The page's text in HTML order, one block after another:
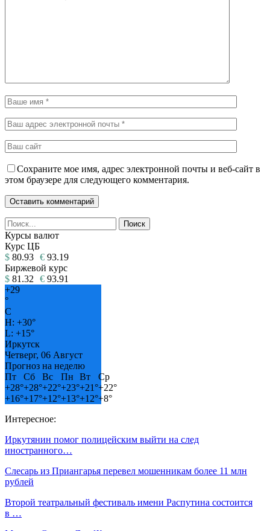
Сохраните мое имя, адрес электронной почты и веб-сайт в
этом браузере для следующего комментария.
Курсы валют
Курс ЦБ
$ 80.93 € 93.19
Биржевой курс
$ 81.32 € 93.91
+29
°
C
H: +30°
L: +15°
Иркутск
Четверг, 06 Август
Прогноз на неделю
Пт
Сб Вс Пн Вт
Ср
+28°+28°+22°+23°+21°+22°
+16°+17°+12°+13°+12°+8°
Интересное:
Иркутянин помог полицейским выйти на след
иностранного…
Слесарь из Приангарья перевел мошенникам более 11 млн
рублей
Второй театральный фестиваль имени Распутина состоится
в …